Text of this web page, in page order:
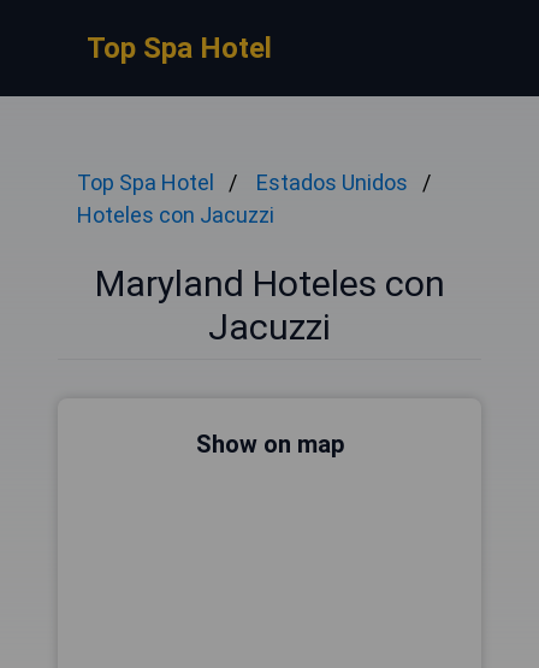
Top Spa Hotel
Top Spa Hotel
Estados Unidos
Hoteles con Jacuzzi
Maryland Hoteles con
Jacuzzi
Show on map